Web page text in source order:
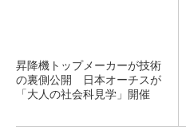
昇降機トップメーカーが技術
の裏側公開 日本オーチスが
「大人の社会科見学」開催